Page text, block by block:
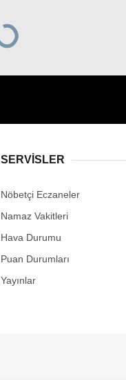
SERVİSLER
Nöbetçi Eczaneler
Namaz Vakitleri
Hava Durumu
Puan Durumları
Yayınlar